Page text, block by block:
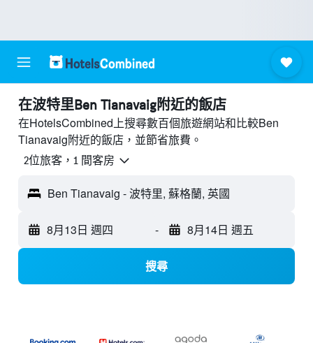
​在波特里Ben Tianavaig附近​的飯店
在HotelsCombined上搜尋數百個旅遊網站和比較Ben
Tianavaig附近的飯店，並節省旅費。
2位旅客，1 間客房
Ben Tianavaig - 波特里, 蘇格蘭, 英國
8月13日 週四 - 8月14日 週五
搜尋